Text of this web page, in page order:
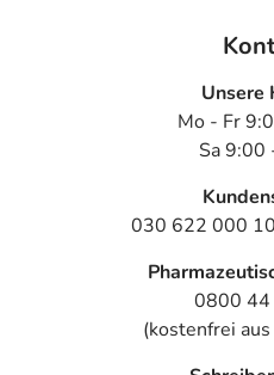
Unsere
Mo - Fr
Sa 9:00
030 622 000
0800
(kostenfrei